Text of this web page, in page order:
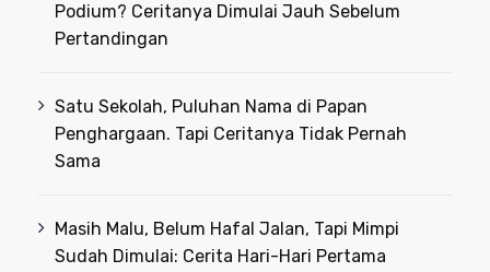
Podium? Ceritanya Dimulai Jauh Sebelum
Pertandingan
Satu Sekolah, Puluhan Nama di Papan
Penghargaan. Tapi Ceritanya Tidak Pernah
Sama
Masih Malu, Belum Hafal Jalan, Tapi Mimpi
Sudah Dimulai: Cerita Hari-Hari Pertama